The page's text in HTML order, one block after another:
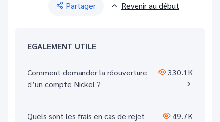
Partager Revenir au début
EGALEMENT UTILE
Comment demander la réouverture
d’un compte Nickel ?
330.1K
Quels sont les frais en cas de rejet
49.7K